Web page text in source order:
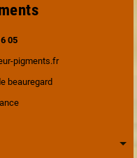
05
pigments.fr
beauregard